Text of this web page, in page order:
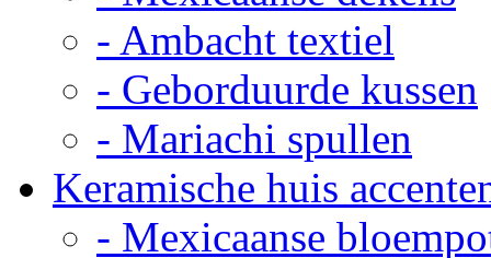
- Ambacht textiel
- Geborduurde kussen
- Mariachi spullen
Keramische huis
- Mexicaanse